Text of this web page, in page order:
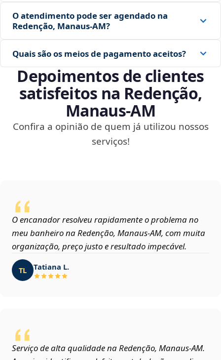
O atendimento pode ser agendado na
Redenção, Manaus‑AM?
Quais são os meios de pagamento aceitos?
Depoimentos de clientes
satisfeitos na Redenção,
Manaus‑AM
Confira a opinião de quem já utilizou nossos
serviços!
O encanador resolveu rapidamente o problema no
meu banheiro na Redenção, Manaus‑AM, com muita
organização, preço justo e resultado impecável.
TL Tatiana L.
Serviço de alta qualidade na Redenção, Manaus‑AM.